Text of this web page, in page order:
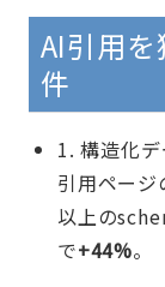
AI引用
件
1. 構造化デ
引用ページ
以上の
で+44%。